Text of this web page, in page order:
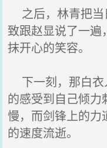
之后，林青把当
致跟赵显说了一遍
抹开心的笑容。
下一刻，那白衣
的感受到自己倾
慢，而剑锋上的力
的速度流逝。